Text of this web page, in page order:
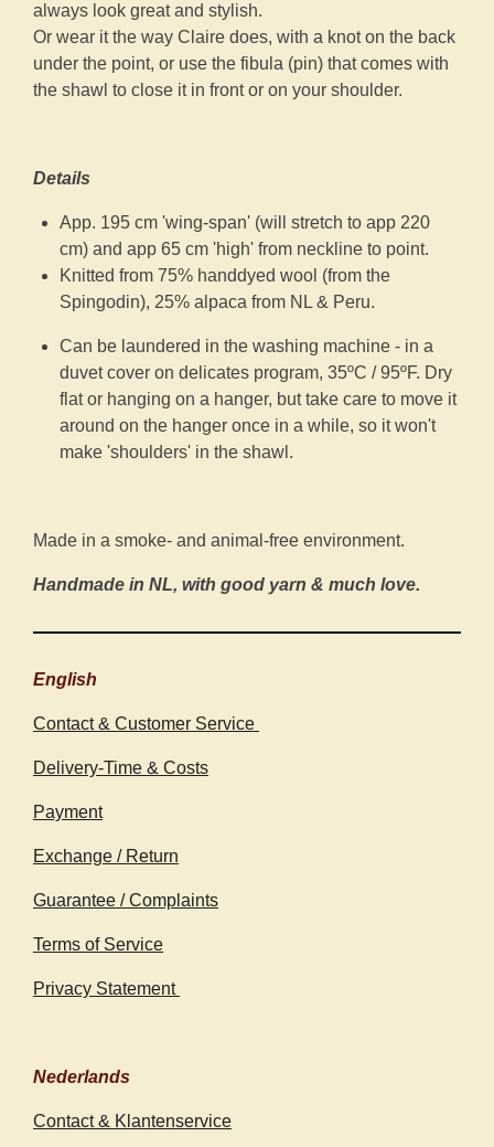
always look great and stylish.
Or wear it the way Claire does, with a knot on the back
under the point, or use the fibula (pin) that comes with
the shawl to close it in front or on your shoulder.
Details
App. 195 cm 'wing-span' (will stretch to app 220
cm) and app 65 cm 'high' from neckline to point.
Knitted from 75% handdyed wool (from the
Spingodin), 25% alpaca from NL & Peru.
Can be laundered in the washing machine - in a
duvet cover on delicates program, 35ºC / 95ºF. Dry
flat or hanging on a hanger, but take care to move it
around on the hanger once in a while, so it won't
make 'shoulders' in the shawl.
Made in a smoke- and animal-free environment.
Handmade in NL, with good yarn & much love.
English
Contact & Customer Service
Delivery-Time & Costs
Payment
Exchange / Return
Guarantee / Complaints
Terms of Service
Privacy Statement
Nederlands
Contact & Klantenservice